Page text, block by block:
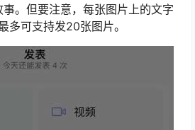
。但要注意，每张图片上的文字
多可支持发20张图片。